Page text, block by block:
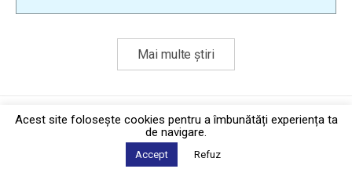
Mai multe știri
Politica de confidențialitate·Contact
2026 © Biziday
Acest site foloseşte cookies pentru a îmbunătăți experiența ta
de navigare.
Accept Refuz